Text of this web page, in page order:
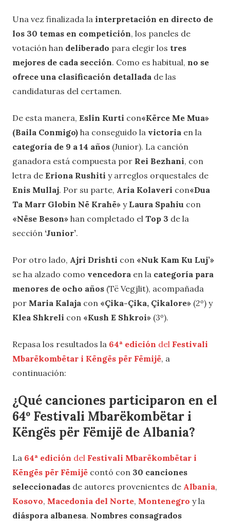
Una vez finalizada la interpretación en directo de
los 30 temas en competición, los paneles de
votación han deliberado para elegir los tres
mejores de cada sección. Como es habitual, no se
ofrece una clasificación detallada de las
candidaturas del certamen.
De esta manera, Eslin Kurti con«Kërce Me Mua»
(Baila Conmigo) ha conseguido la victoria en la
categoría de 9 a 14 años (Junior). La canción
ganadora está compuesta por Rei Bezhani, con
letra de Eriona Rushiti y arreglos orquestales de
Enis Mullaj. Por su parte, Aria Kolaveri con«Dua
Ta Marr Globin Në Krahë» y Laura Spahiu con
«Nëse Beson» han completado el Top 3 de la
sección ‘Junior’.
Por otro lado, Ajri Drishti con «Nuk Kam Ku Luj’»
se ha alzado como vencedora en la categoría para
menores de ocho años (Të Vegjlit), acompañada
por Maria Kalaja con «Çika-Çika, Çikalore» (2º) y
Klea Shkreli con «Kush E Shkroi» (3º).
Repasa los resultados la 64ª edición del Festivali
Mbarëkombëtar i Këngës për Fëmijë, a
continuación:
¿Qué canciones participaron en el
64º Festivali Mbarëkombëtar i
Këngës për Fëmijë de Albania?
La 64ª edición del Festivali Mbarëkombëtar i
Këngës për Fëmijë contó con 30 canciones
seleccionadas de autores provenientes de Albania,
Kosovo, Macedonia del Norte, Montenegro y la
diáspora albanesa. Nombres consagrados